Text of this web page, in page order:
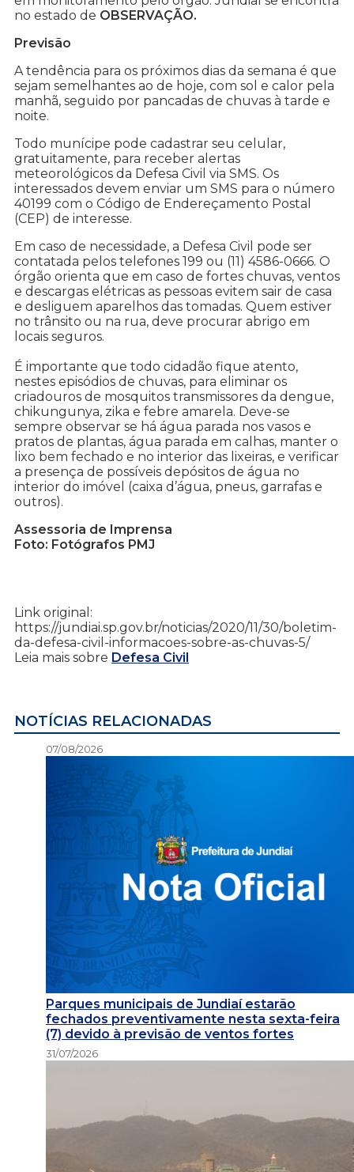
no estado de OBSERVAÇÃO.
Previsão
A tendência para os próximos dias da semana é que
sejam semelhantes ao de hoje, com sol e calor pela
manhã, seguido por pancadas de chuvas à tarde e
noite.
Todo munícipe pode cadastrar seu celular,
gratuitamente, para receber alertas
meteorológicos da Defesa Civil via SMS. Os
interessados devem enviar um SMS para o número
40199 com o Código de Endereçamento Postal
(CEP) de interesse.
Em caso de necessidade, a Defesa Civil pode ser
contatada pelos telefones 199 ou (11) 4586-0666. O
órgão orienta que em caso de fortes chuvas, ventos
e descargas elétricas as pessoas evitem sair de casa
e desliguem aparelhos das tomadas. Quem estiver
no trânsito ou na rua, deve procurar abrigo em
locais seguros.
É importante que todo cidadão fique atento,
nestes episódios de chuvas, para eliminar os
criadouros de mosquitos transmissores da dengue,
chikungunya, zika e febre amarela. Deve-se
sempre observar se há água parada nos vasos e
pratos de plantas, água parada em calhas, manter o
lixo bem fechado e no interior das lixeiras, e verificar
a presença de possíveis depósitos de água no
interior do imóvel (caixa d’água, pneus, garrafas e
outros).
Assessoria de Imprensa
Foto: Fotógrafos PMJ
Link original:
https://jundiai.sp.gov.br/noticias/2020/11/30/boletim-
da-defesa-civil-informacoes-sobre-as-chuvas-5/
Leia mais sobre Defesa Civil
NOTÍCIAS RELACIONADAS
07/08/2026
Parques municipais de Jundiaí estarão
fechados preventivamente nesta sexta-feira
(7) devido à previsão de ventos fortes
31/07/2026